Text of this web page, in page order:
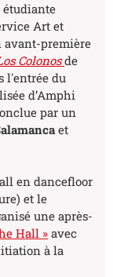
étudiante
Art et
avant-première
Colonos de
l'entrée du
d’Amphi
par un
et
en dancefloor
et le
une après-
Hall » avec
à la